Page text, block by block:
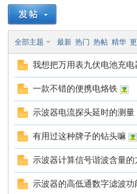
» ›
全部主题 最新 热门 热帖 精华
我想把万用表九伏电池充
一款不错的便携电烙铁
示波器电流探头延时的测量
有用过这种牌子的钻头嘛
示波器计算信号谐波含量的
示波器的高低通数字滤波功